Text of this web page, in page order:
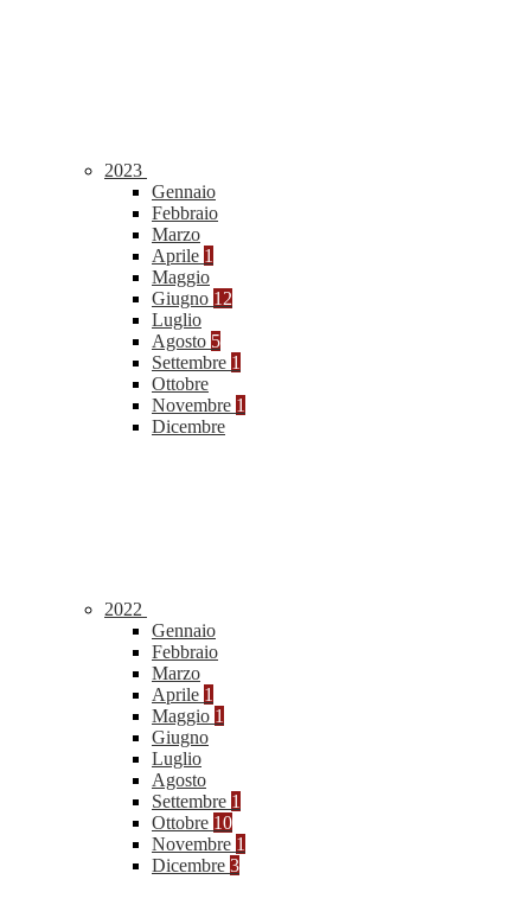
2023
Gennaio
Febbraio
Marzo
Aprile 1
Maggio
Giugno 12
Luglio
Agosto 5
Settembre 1
Ottobre
Novembre 1
Dicembre
2022
Gennaio
Febbraio
Marzo
Aprile 1
Maggio 1
Giugno
Luglio
Agosto
Settembre 1
Ottobre 10
Novembre 1
Dicembre 3